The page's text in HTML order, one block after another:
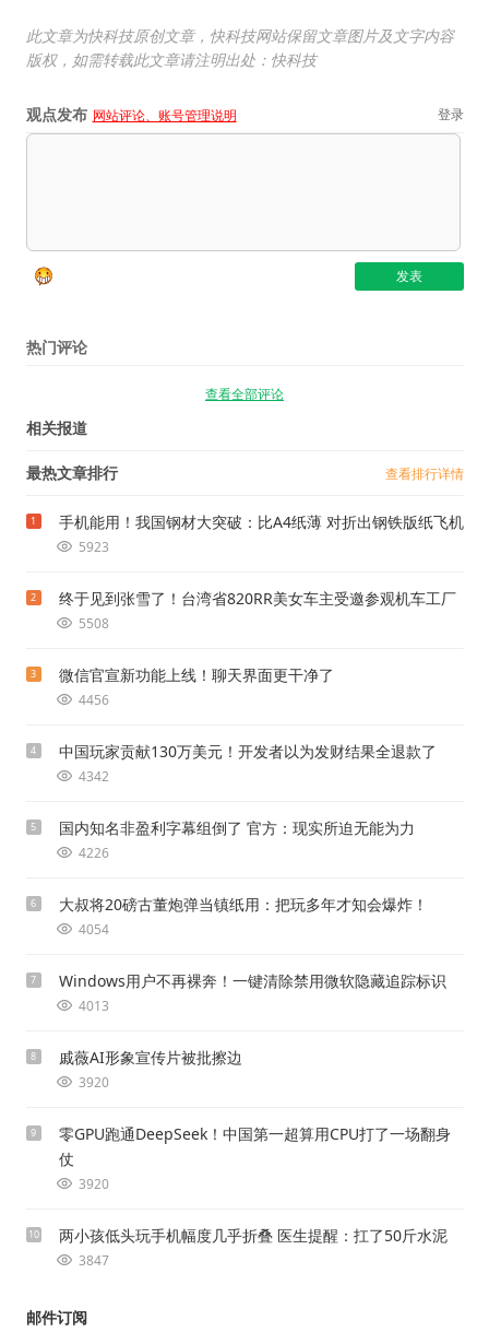
此文章为快科技原创文章，快科技网站保留文章图片及文字内容
版权，如需转载此文章请注明出处：快科技
观点发布 网站评论、账号管理说明 登录
热门评论
查看全部评论
相关报道
最热文章排行 查看排行详情
1 手机能用！我国钢材大突破：比A4纸薄 对折出钢铁版纸飞机
5923
2 终于见到张雪了！台湾省820RR美女车主受邀参观机车工厂
5508
3 微信官宣新功能上线！聊天界面更干净了
4456
4 中国玩家贡献130万美元！开发者以为发财结果全退款了
4342
5 国内知名非盈利字幕组倒了 官方：现实所迫无能为力
4226
6 大叔将20磅古董炮弹当镇纸用：把玩多年才知会爆炸！
4054
7 Windows用户不再裸奔！一键清除禁用微软隐藏追踪标识
4013
8 戚薇AI形象宣传片被批擦边
3920
9
零GPU跑通DeepSeek！中国第一超算用CPU打了一场翻身
仗
3920
10 两小孩低头玩手机幅度几乎折叠 医生提醒：扛了50斤水泥
3847
邮件订阅